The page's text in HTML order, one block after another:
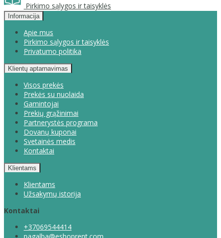
Pirkimo sąlygos ir taisyklės
Informacija
Apie mus
Pirkimo sąlygos ir taisyklės
Privatumo politika
Klientų aptarnavimas
Visos prekės
Prekės su nuolaida
Gamintojai
Prekių grąžinimai
Partnerystės programa
Dovanų kuponai
Svetainės medis
Kontaktai
Klientams
Klientams
Užsakymų istorija
Kontaktai
+37069544414